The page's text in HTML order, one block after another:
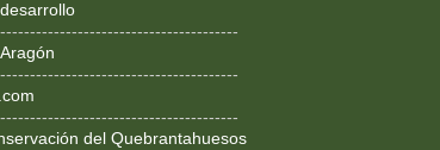
del Quebrantahuesos